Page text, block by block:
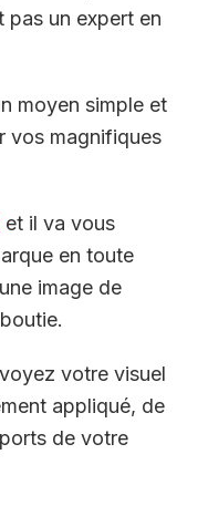
pas un expert en
moyen simple et
vos magnifiques
et il va vous
en toute
image de
votre visuel
appliqué, de
de votre